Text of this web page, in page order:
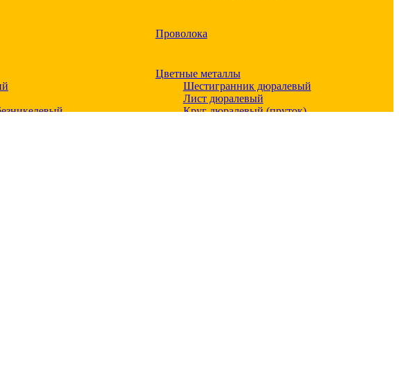
Проволока
Цветные металлы
Шестигранник дюралевый
Лист дюралевый
Круг дюралевый (пруток)